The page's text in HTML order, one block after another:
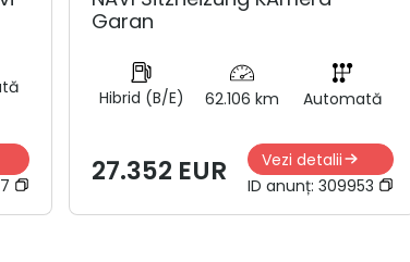
Garan
Hibrid (B/E) 62.106 km Automată
27.352 EUR
Vezi detalii
ID anunț: 309953